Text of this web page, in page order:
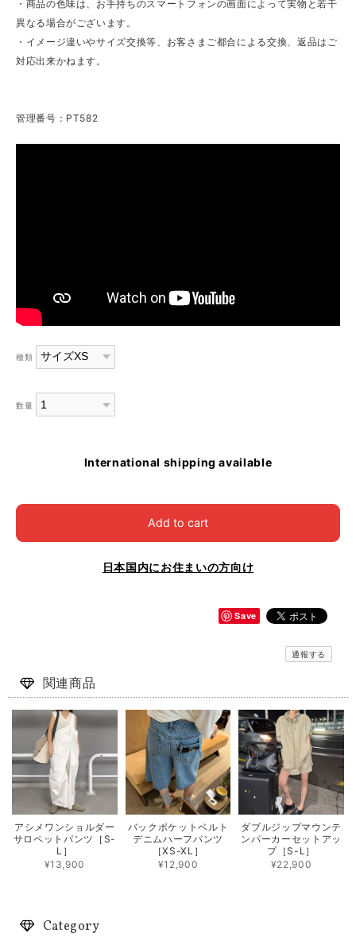
・商品の色味は、お手持ちのスマートフォンの画面によって実物と若干
異なる場合がございます。
・イメージ違いやサイズ交換等、お客さまご都合による交換、返品はご
対応出来かねます。
管理番号：PT582
種類
数量
International shipping available
Add to cart
日本国内にお住まいの方向け
Save
通報する
関連商品
アシメワンショルダー
サロペットパンツ［S-
L］
¥13,900
バックポケットベルト
デニムハーフパンツ
［XS-XL］
¥12,900
ダブルジップマウンテ
ンパーカーセットアッ
プ［S-L］
¥22,900
Category